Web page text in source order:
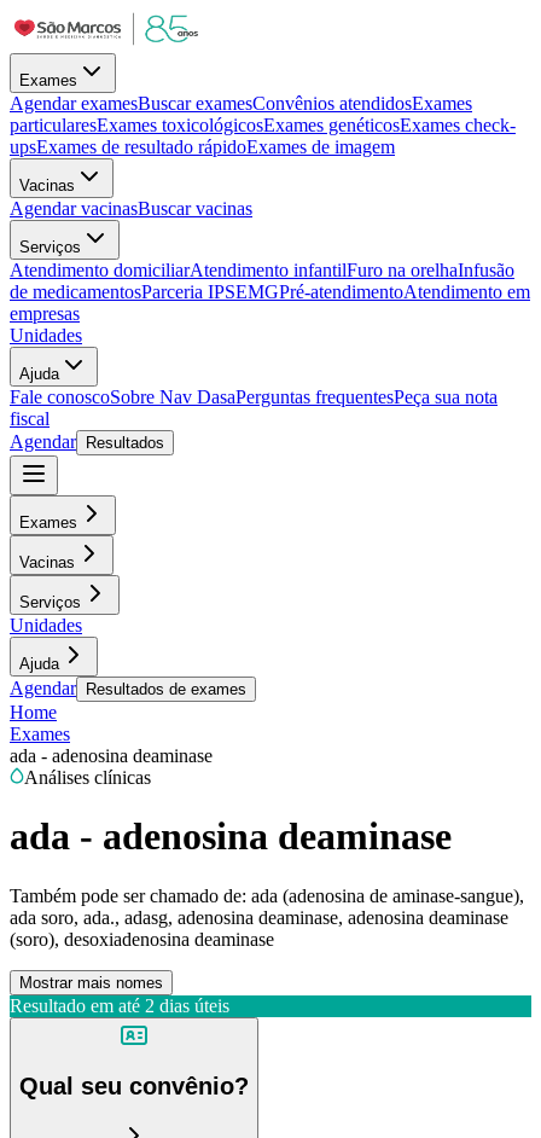
Exames
Agendar examesBuscar examesConvênios atendidosExames
particularesExames toxicológicosExames genéticosExames check-
upsExames de resultado rápidoExames de imagem
Vacinas
Agendar vacinasBuscar vacinas
Serviços
Atendimento domiciliarAtendimento infantilFuro na orelhaInfusão
de medicamentosParceria IPSEMGPré-atendimentoAtendimento em
empresas
Unidades
Ajuda
Fale conoscoSobre Nav DasaPerguntas frequentesPeça sua nota
fiscal
Agendar
Resultados
Exames
Vacinas
Serviços
Unidades
Ajuda
Agendar Resultados de exames
Home
Exames
ada - adenosina deaminase
Análises clínicas
ada - adenosina deaminase
Também pode ser chamado de: ada (adenosina de aminase-sangue),
ada soro, ada., adasg, adenosina deaminase, adenosina deaminase
(soro), desoxiadenosina deaminase
Mostrar mais nomes
Resultado em até 2 dias úteis
Qual seu convênio?